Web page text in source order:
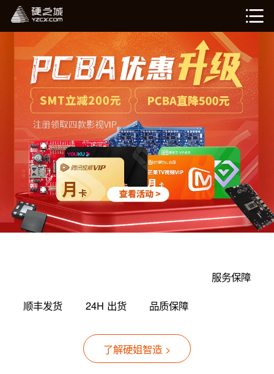
硬姐智造
在线计价（敬请期待）
我的订单（敬请期待）
企业介绍
新闻资讯
退出登录
顺丰发货 24H 出货 品质保障
服务保障
了解硬姐智造 >